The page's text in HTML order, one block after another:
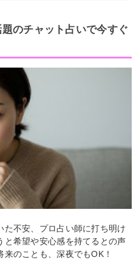
のチャット占いで今すぐ
不安、プロ占い師に打ち明け
と希望や安心感を持てるとの声
のことも、深夜でもOK！